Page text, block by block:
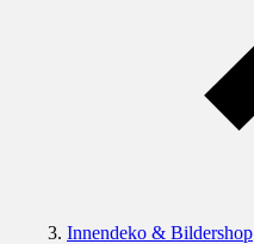
Innendeko & Bildershop